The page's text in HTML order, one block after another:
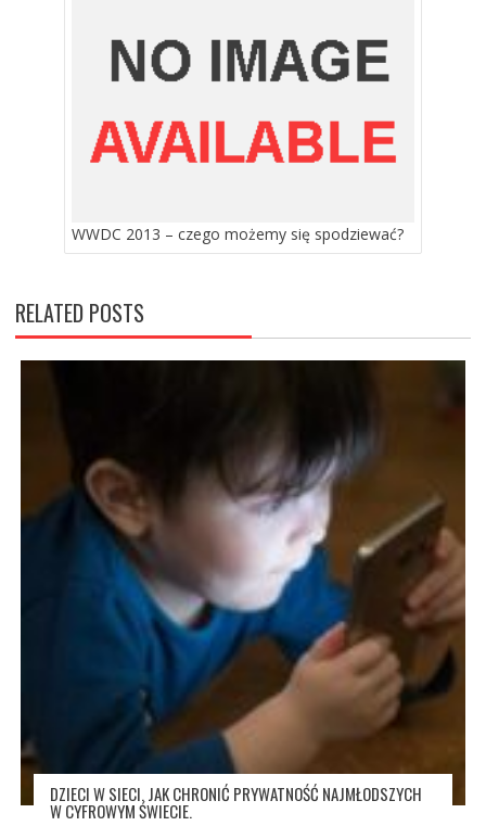
WWDC 2013 – czego możemy się spodziewać?
RELATED POSTS
DZIECI W SIECI. JAK CHRONIĆ PRYWATNOŚĆ NAJMŁODSZYCH
W CYFROWYM ŚWIECIE.